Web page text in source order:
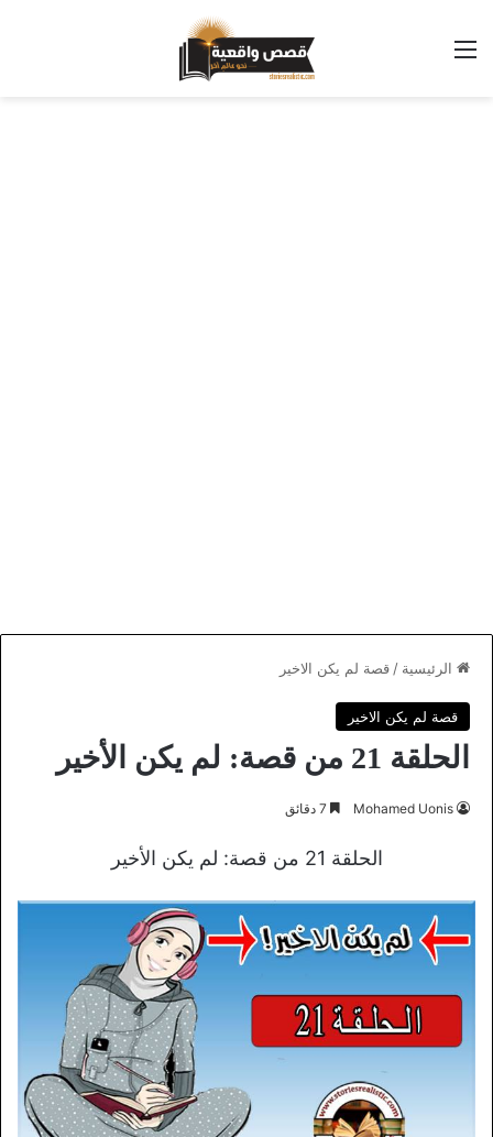
القائمة
الرئيسية / قصة لم يكن الاخير
قصة لم يكن الاخير
الحلقة 21 من قصة: لم يكن الأخير
Mohamed Uonis
الحلقة 21 من قصة: لم يكن الأخير